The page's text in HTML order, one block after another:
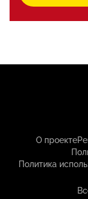
О проекте
Политика